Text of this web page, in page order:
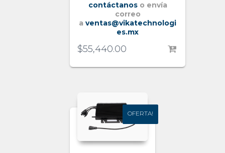
contáctanos o envía
correo
a ventas@vikatechnologi
es.mx
$55,440.00
OFERTA!
OFERTA!